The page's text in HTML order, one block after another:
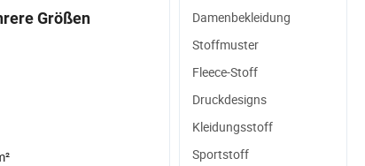
Größen
Damenbekleidung
Stoffmuster
Fleece-Stoff
Druckdesigns
Kleidungsstoff
Sportstoff